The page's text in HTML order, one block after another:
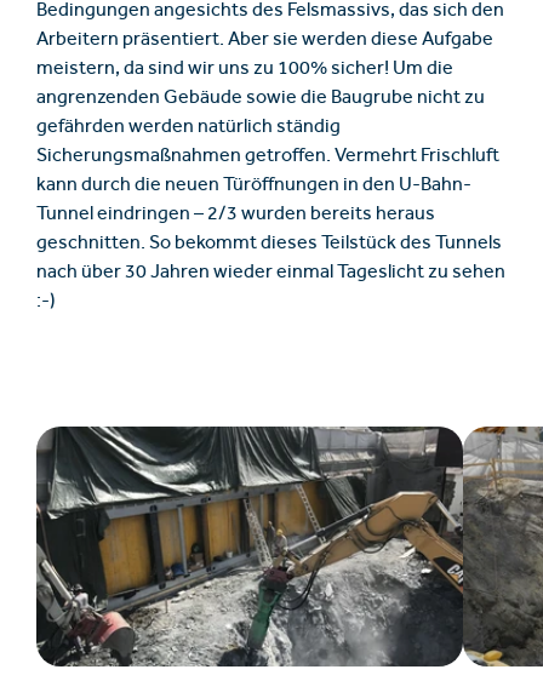
Bedingungen angesichts des Felsmassivs, das sich den
Arbeitern präsentiert. Aber sie werden diese Aufgabe
meistern, da sind wir uns zu 100% sicher! Um die
angrenzenden Gebäude sowie die Baugrube nicht zu
gefährden werden natürlich ständig
Sicherungsmaßnahmen getroffen. Vermehrt Frischluft
kann durch die neuen Türöffnungen in den U-Bahn-
Tunnel eindringen – 2/3 wurden bereits heraus
geschnitten. So bekommt dieses Teilstück des Tunnels
nach über 30 Jahren wieder einmal Tageslicht zu sehen
:-)